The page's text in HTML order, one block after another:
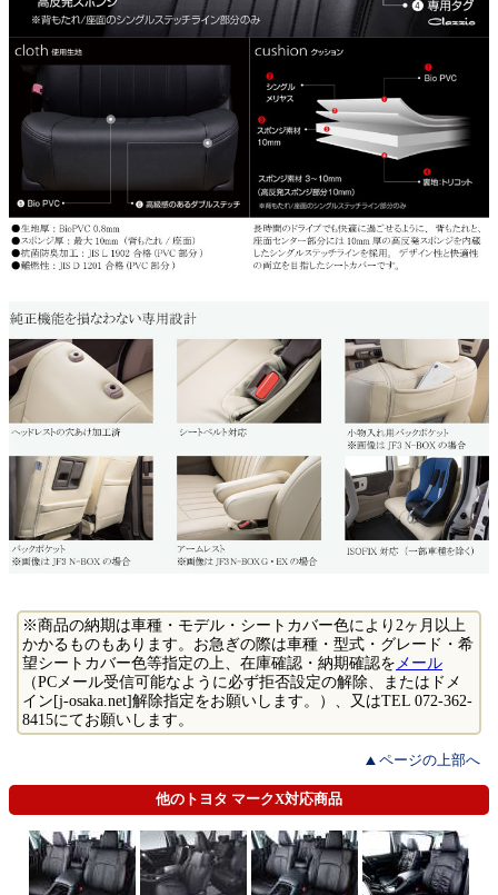
※商品の納期は車種・モデル・シートカバー色により2ヶ月以上
かかるものもあります。お急ぎの際は車種・型式・グレード・希
望シートカバー色等指定の上、在庫確認・納期確認をメール
（PCメール受信可能なように必ず拒否設定の解除、またはドメ
イン[j-osaka.net]解除指定をお願いします。）、又はTEL 072-362-
8415にてお願いします。
ページの上部へ
他のトヨタ マークX対応商品